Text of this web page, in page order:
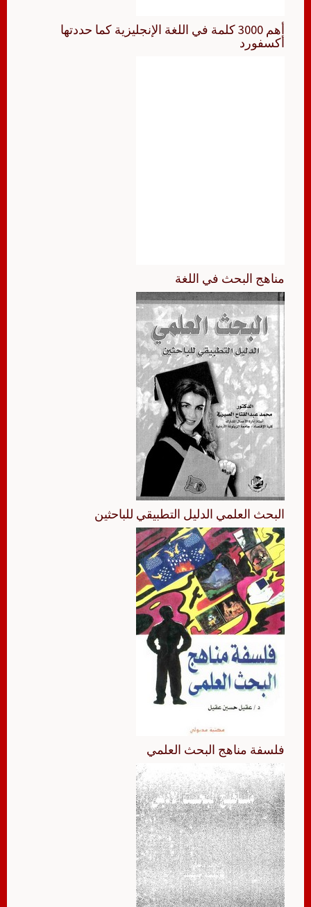
أهم 3000 كلمة في اللغة الإنجليزية كما حددتها
أكسفورد
مناهج البحث في اللغة
البحث العلمي الدليل التطبيقي للباحثين
فلسفة مناهج البحث العلمي